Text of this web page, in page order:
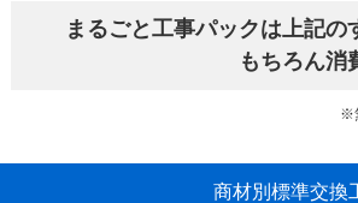
まるごと工事パックは上記の
もちろん消
※
商材別標準交換